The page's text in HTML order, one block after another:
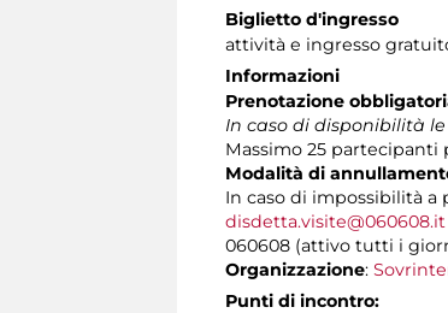
Biglietto d'ingresso
attività e ingresso
Informazioni
Prenotazione
In caso di disponibilità
Massimo 25
Modalità di
In caso di impossibilità a
disdetta.visite@060608.it
060608 (attivo tutti i
Organizzazione:
Punti di incontro: